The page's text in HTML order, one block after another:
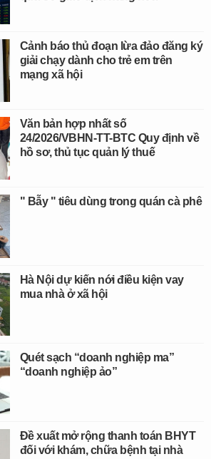
Cảnh báo thủ đoạn lừa đảo đăng ký
giải chạy dành cho trẻ em trên
mạng xã hội
Văn bản hợp nhất số
24/2026/VBHN-TT-BTC Quy định về
hồ sơ, thủ tục quản lý thuế
" Bẫy " tiêu dùng trong quán cà phê
Hà Nội dự kiến nới điều kiện vay
mua nhà ở xã hội
Quét sạch “doanh nghiệp ma”
“doanh nghiệp ảo”
Đề xuất mở rộng thanh toán BHYT
đối với khám, chữa bệnh tại nhà